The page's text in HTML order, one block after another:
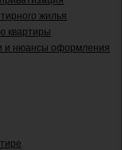
жилья
квартиры
и нюансы оформления